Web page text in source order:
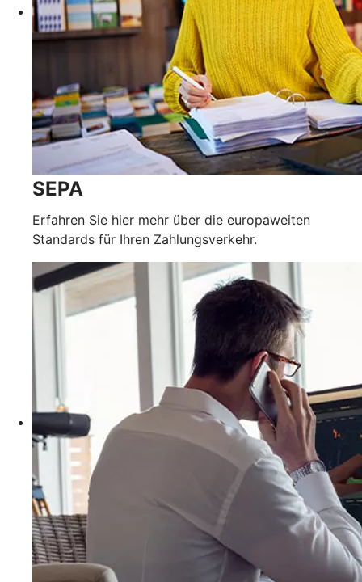
SEPA
Erfahren Sie hier mehr über die europaweiten
Standards für Ihren Zahlungsverkehr.